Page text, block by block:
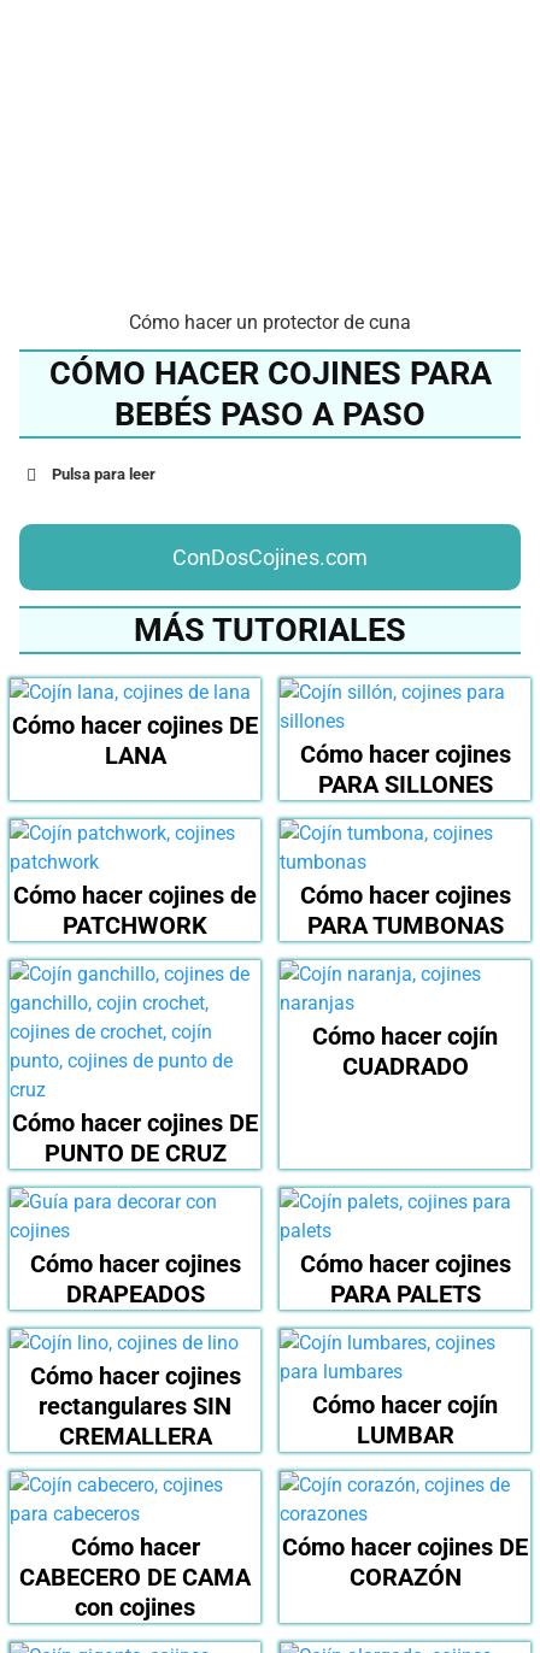
Cómo hacer un protector de cuna
CÓMO HACER COJINES PARA
BEBÉS PASO A PASO
Pulsa para leer
ConDosCojines.com
MÁS TUTORIALES
Cómo hacer cojines DE
LANA
Cómo hacer cojines
PARA SILLONES
Cómo hacer cojines de
PATCHWORK
Cómo hacer cojines
PARA TUMBONAS
Cómo hacer cojines DE
PUNTO DE CRUZ
Cómo hacer cojín
CUADRADO
Cómo hacer cojines
DRAPEADOS
Cómo hacer cojines
PARA PALETS
Cómo hacer cojines
rectangulares SIN
CREMALLERA
Cómo hacer cojín
LUMBAR
Cómo hacer
CABECERO DE CAMA
con cojines
Cómo hacer cojines DE
CORAZÓN